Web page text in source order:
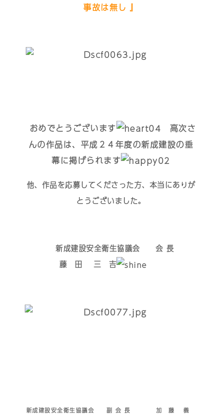
事故は無し 』
おめでとうございます
高次さ
んの作品は、平成２４年度の新成建設の垂
幕に掲げられます
他、作品を応募してくださった方、本当にありが
とうございました。
新成建設安全衛生協議会 会 長
藤 田 三 吉
新成建設安全衛生協議会 副 会 長 加 藤 義